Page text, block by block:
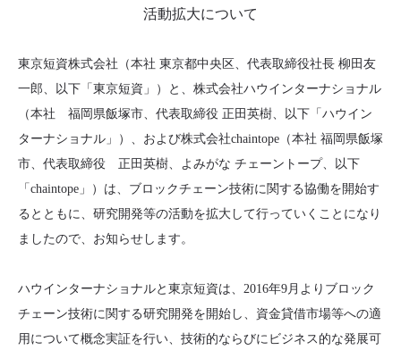
活動拡大について
東京短資株式会社（本社 東京都中央区、代表取締役社長 柳田友
一郎、以下「東京短資」）と、株式会社ハウインターナショナル
（本社 福岡県飯塚市、代表取締役 正田英樹、以下「ハウイン
ターナショナル」）、および株式会社chaintope（本社 福岡県飯塚
市、代表取締役 正田英樹、よみがな チェーントープ、以下
「chaintope」）は、ブロックチェーン技術に関する協働を開始す
るとともに、研究開発等の活動を拡大して行っていくことになり
ましたので、お知らせします。
ハウインターナショナルと東京短資は、2016年9月よりブロック
チェーン技術に関する研究開発を開始し、資金貸借市場等への適
用について概念実証を行い、技術的ならびにビジネス的な発展可